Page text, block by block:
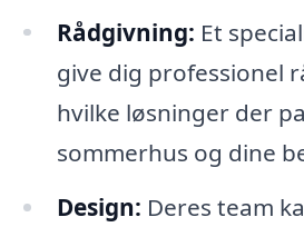
Rådgivning: Et
give dig professionel
hvilke løsninger der
sommerhus og dine
Design: Deres team